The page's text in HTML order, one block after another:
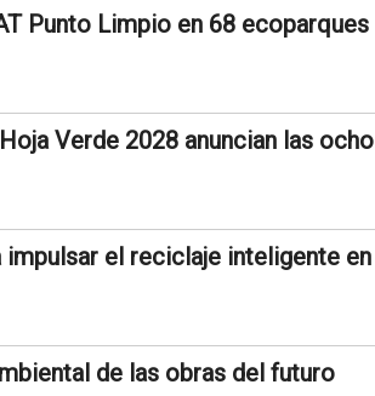
Punto Limpio en 68 ecoparques
Verde 2028 anuncian las ocho
impulsar el reciclaje inteligente en
de las obras del futuro